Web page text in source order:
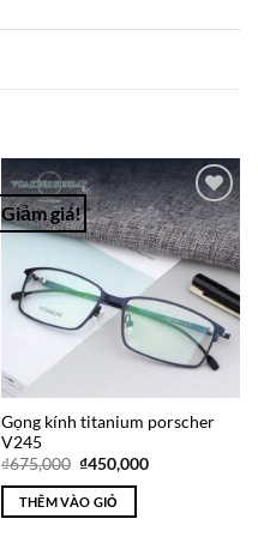
Giảm giá!
Add to
Wishlist
Gọng kính titanium porscher
V245
₫675,000 Giá
là:
₫675,000.
₫450,000Giá
THÊM VÀO GIỎ